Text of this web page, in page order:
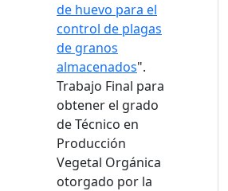
de huevo para el
control de plagas
de granos
almacenados".
Trabajo Final para
obtener el grado
de Técnico en
Producción
Vegetal Orgánica
otorgado por la